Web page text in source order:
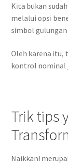
Kita bukan
melalui opsi
simbol
Oleh karena itu,
kontrol nominal
Trik tips
Naikkan!